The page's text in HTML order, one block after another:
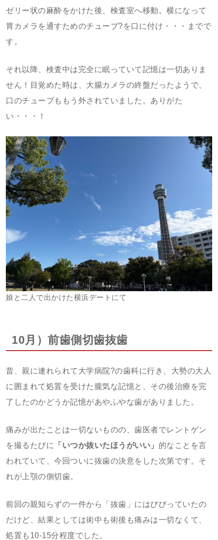
ゼリー状の麻酔をかけた後、検査室へ移動。横になって
胃カメラを通すためのチューブ?を口に付け・・・までで
す。
それ以降、検査中は完全に眠っていて記憶は一切ありま
せん！目覚めた時は、大腸カメラの終盤だったようで、
口のチューブももう外されていました。ありがた
い・・・！
娘と二人で出かけた横浜デートにて
10月）前歯側切歯抜歯
昔、親に連れられて大学病院?の歯科に行き、大勢の大人
に囲まれて処置を受けた朧気な記憶と、その後治療を完
了したのかどうか記憶があやふやな歯がありました。
痛みが出たことは一切ないものの、歯医者でレントゲン
を撮るたびに
「いつか抜いたほうがいい」 的なことを言
われていて、今回ついに抜歯の決意をした次第です。そ
れが上顎の側切歯。
前回の親知らずの一件から「抜歯」にはびびっていたの
だけど、結果としては術中も術後も痛みは一切なくて、
処置も10-15分程度でした。